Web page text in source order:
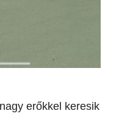
erőkkel keresik